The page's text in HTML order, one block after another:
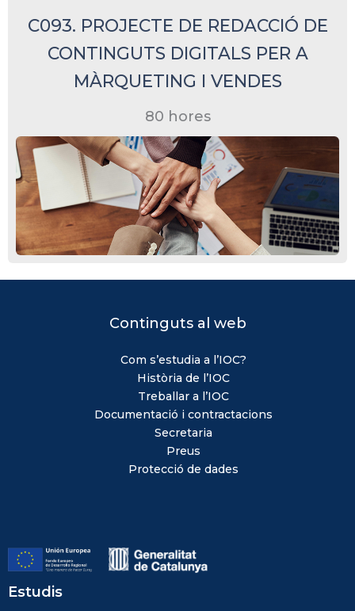
C093. PROJECTE DE REDACCIÓ DE
CONTINGUTS DIGITALS PER A
MÀRQUETING I VENDES
80 hores
Continguts al web
Com s’estudia a l’IOC?
Història de l’IOC
Treballar a l’IOC
Documentació i contractacions
Secretaria
Preus
Protecció de dades
Estudis